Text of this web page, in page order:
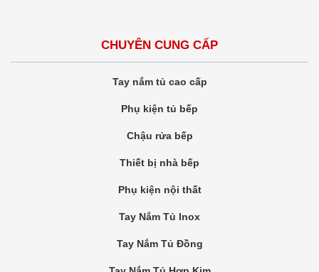
CHUYÊN CUNG CẤP
Tay nắm tủ cao cấp
Phụ kiện tủ bếp
Chậu rửa bếp
Thiết bị nhà bếp
Phụ kiện nội thất
Tay Nắm Tủ Inox
Tay Nắm Tủ Đồng